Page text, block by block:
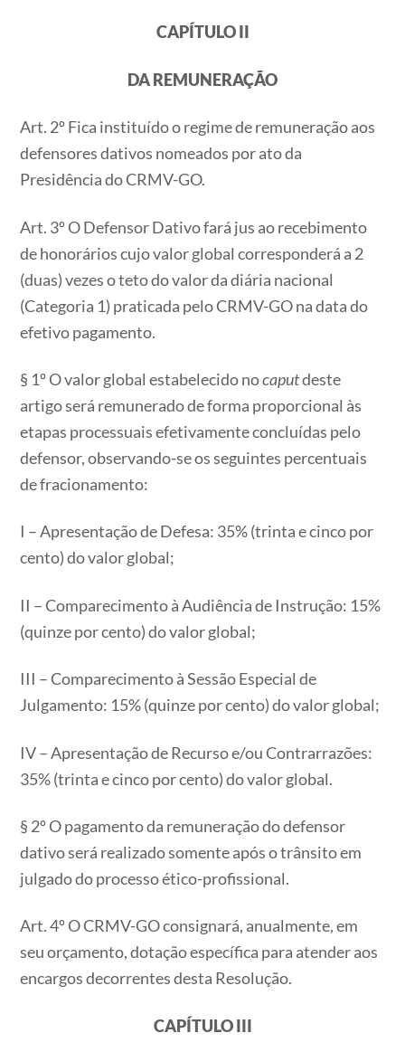
CAPÍTULO II
DA REMUNERAÇÃO
Art. 2º Fica instituído o regime de remuneração aos
defensores dativos nomeados por ato da
Presidência do CRMV-GO.
Art. 3º O Defensor Dativo fará jus ao recebimento
de honorários cujo valor global corresponderá a 2
(duas) vezes o teto do valor da diária nacional
(Categoria 1) praticada pelo CRMV-GO na data do
efetivo pagamento.
§ 1º O valor global estabelecido nocaputdeste
artigo será remunerado de forma proporcional às
etapas processuais efetivamente concluídas pelo
defensor, observando-se os seguintes percentuais
de fracionamento:
I – Apresentação de Defesa: 35% (trinta e cinco por
cento) do valor global;
II – Comparecimento à Audiência de Instrução: 15%
(quinze por cento) do valor global;
III – Comparecimento à Sessão Especial de
Julgamento: 15% (quinze por cento) do valor global;
IV – Apresentação de Recurso e/ou Contrarrazões:
35% (trinta e cinco por cento) do valor global.
§ 2º O pagamento da remuneração do defensor
dativo será realizado somente após o trânsito em
julgado do processo ético-profissional.
Art. 4º O CRMV-GO consignará, anualmente, em
seu orçamento, dotação específica para atender aos
encargos decorrentes desta Resolução.
CAPÍTULO III